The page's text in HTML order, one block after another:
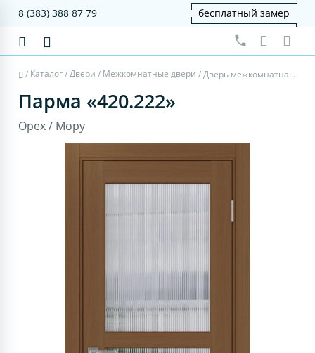
8 (383) 388 87 79 бесплатный замер
/ Каталог/Двери / Межкомнатные двери / Дверь межкомнатная Парма 420.222 - орех, мору
Парма «420.222»
Орех / Мору